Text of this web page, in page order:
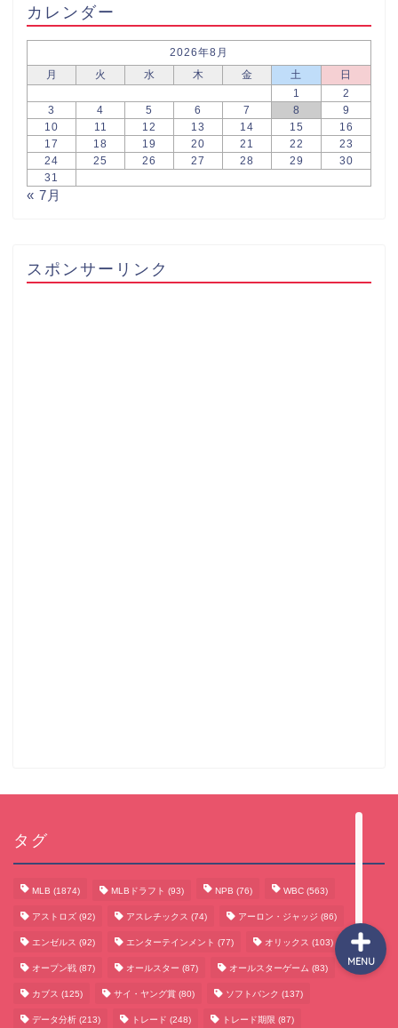
カレンダー
2026年8月
月
火 水 木 金 土
日
1
2
3
4 5 6 7 8
9
10
11 12 13 14 15
16
17
18 19 20 21 22
23
24
25 26 27 28 29
30
31
« 7月
スポンサーリンク
タグ
MLB (1874) MLBドラフト (93) NPB (76) WBC (563)
アストロズ (92) アスレチックス (74) アーロン・ジャッジ (86)
エンゼルス (92) エンターテインメント (77) オリックス (103)
オープン戦 (87) オールスター (87) オールスターゲーム (83)
カブス (125) サイ・ヤング賞 (80) ソフトバンク (137)
データ分析 (213) トレード (248) トレード期限 (87)
MENU
テクノロジーまとめ